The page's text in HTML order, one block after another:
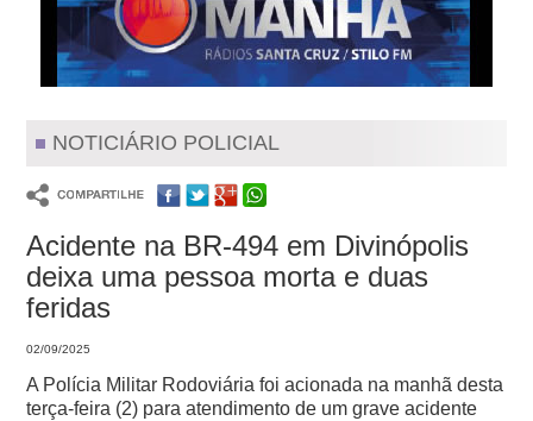
NOTICIÁRIO POLICIAL
Acidente na BR-494 em Divinópolis
deixa uma pessoa morta e duas
feridas
02/09/2025
A Polícia Militar Rodoviária foi acionada na manhã desta
terça-feira (2) para atendimento de um grave acidente